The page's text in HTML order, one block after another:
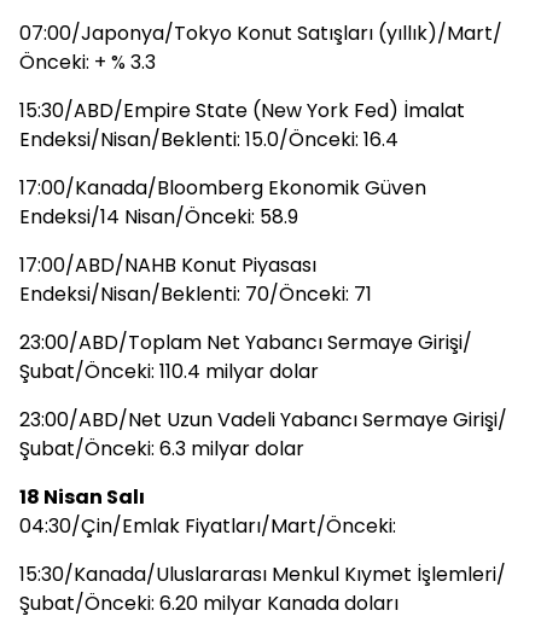
07:00/Japonya/Tokyo Konut Satışları (yıllık)/Mart/
Önceki: + % 3.3
15:30/ABD/Empire State (New York Fed) İmalat
Endeksi/Nisan/Beklenti: 15.0/Önceki: 16.4
17:00/Kanada/Bloomberg Ekonomik Güven
Endeksi/14 Nisan/Önceki: 58.9
17:00/ABD/NAHB Konut Piyasası
Endeksi/Nisan/Beklenti: 70/Önceki: 71
23:00/ABD/Toplam Net Yabancı Sermaye Girişi/
Şubat/Önceki: 110.4 milyar dolar
23:00/ABD/Net Uzun Vadeli Yabancı Sermaye Girişi/
Şubat/Önceki: 6.3 milyar dolar
18 Nisan Salı
04:30/Çin/Emlak Fiyatları/Mart/Önceki:
15:30/Kanada/Uluslararası Menkul Kıymet İşlemleri/
Şubat/Önceki: 6.20 milyar Kanada doları